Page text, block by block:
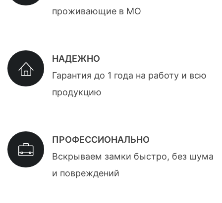
проживающие в МО
НАДЕЖНО
Гарантия до 1 года на работу и всю
продукцию
ПРОФЕССИОНАЛЬНО
Вскрываем замки быстро, без шума
и повреждений